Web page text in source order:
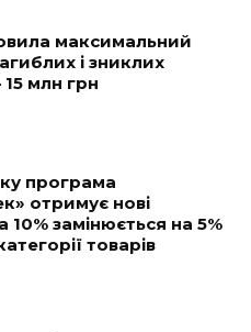
максимальний
і зниклих
15 млн грн
програма
отримує нові
замінюється на 5%
товарів